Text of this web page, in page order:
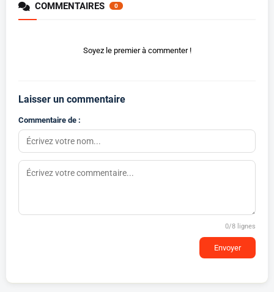
COMMENTAIRES 0
Soyez le premier à commenter !
Laisser un commentaire
Commentaire de :
0/8 lignes
Envoyer